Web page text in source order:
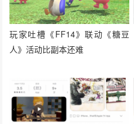
玩家吐槽《FF14》联动《糖豆
人》活动比副本还难